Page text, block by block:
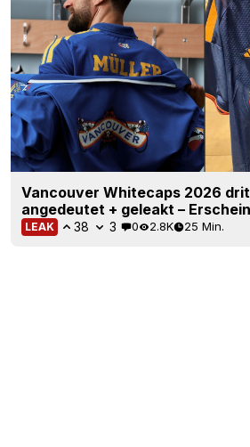
Vancouver Whitecaps 2026
angedeutet + geleakt –
LEAK 38 3 0 2.8K 25 Min.